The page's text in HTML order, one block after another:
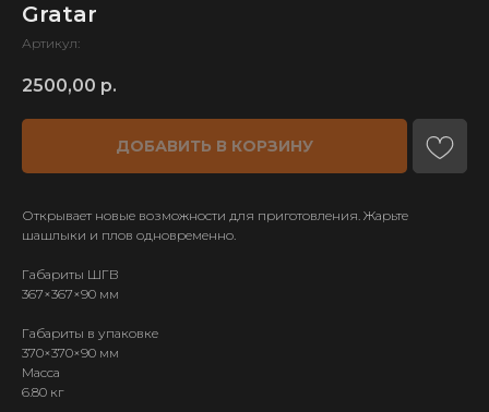
Gratar
Артикул:
2500,00 р.
ДОБАВИТЬ В КОРЗИНУ
Открывает новые возможности для приготовления. Жарьте
шашлыки и плов одновременно.
Габариты ШГВ
367×367×90 мм
Габариты в упаковке
370×370×90 мм
Масса
6.80 кг